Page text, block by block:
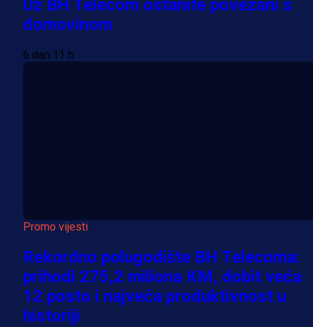
Uz BH Telecom ostanite povezani s
domovinom
6 dan 11 h
Promo vijesti
Rekordno polugodište BH Telecoma:
prihodi 275,2 miliona KM, dobit veća
12 posto i najveća produktivnost u
historiji